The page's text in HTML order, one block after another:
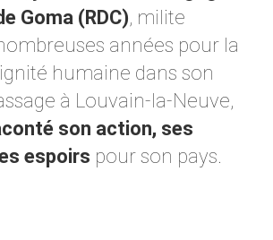
Goma (RDC), milite
années pour la
humaine dans son
à Louvain-la-Neuve,
son action, ses
espoirs pour son pays.